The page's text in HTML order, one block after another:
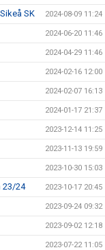
SK 2024-08-09 11:24
2024-06-20 11:46
2024-04-29 11:46
2024-02-16 12:00
2024-02-07 16:13
2024-01-17 21:37
2023-12-14 11:25
2023-11-13 19:59
2023-10-30 15:03
23/24 2023-10-17 20:45
2023-09-24 09:32
2023-09-02 12:18
2023-07-22 11:05